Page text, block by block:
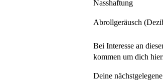
Nasshaftung
Abrollgeräusch
Bei Interesse an
kommen um dich
Deine